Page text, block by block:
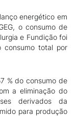
energético em
o consumo de
e Fundição foi
consumo total por
% do consumo de
a eliminação do
derivados da
para produção